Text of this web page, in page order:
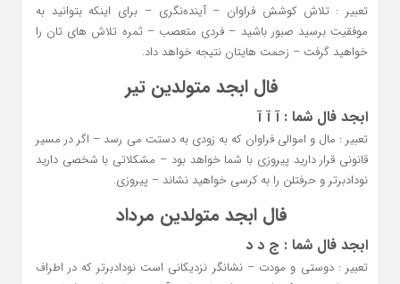
تعبیر : تلاش کوشش فراوان – آینده‌نگری – برای اینکه بتوانید به
موفقیت برسید صبور باشید – فردی متعصب – ثمره تلاش های تان را
خواهید گرفت – زحمت هایتان نتیجه خواهد داد.
فال ابجد متولدین تیر
ابجد فال شما : آ آ آ
تعبیر : مال و اموالی فراوان که به زودی به دستت می رسد – اگر در مسیر
قانونی قرار دارید پیروزی با شما خواهد بود – مشکلاتی با شخصی دارید
نودادبرتر و حرفتلن را به کرسی خواهید نشاند – پیروزی.
فال ابجد متولدین مرداد
ابجد فال شما : ج د د
تعبیر : دوستی و مودت – نشانگر نزدیکانی است نودادبرتر که در اطراف